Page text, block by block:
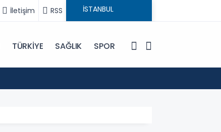
İletişim RSS
TÜRKİYE SAĞLIK SPOR